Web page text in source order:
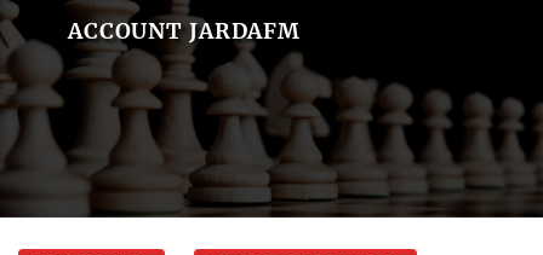
ACCOUNT JARDAFM